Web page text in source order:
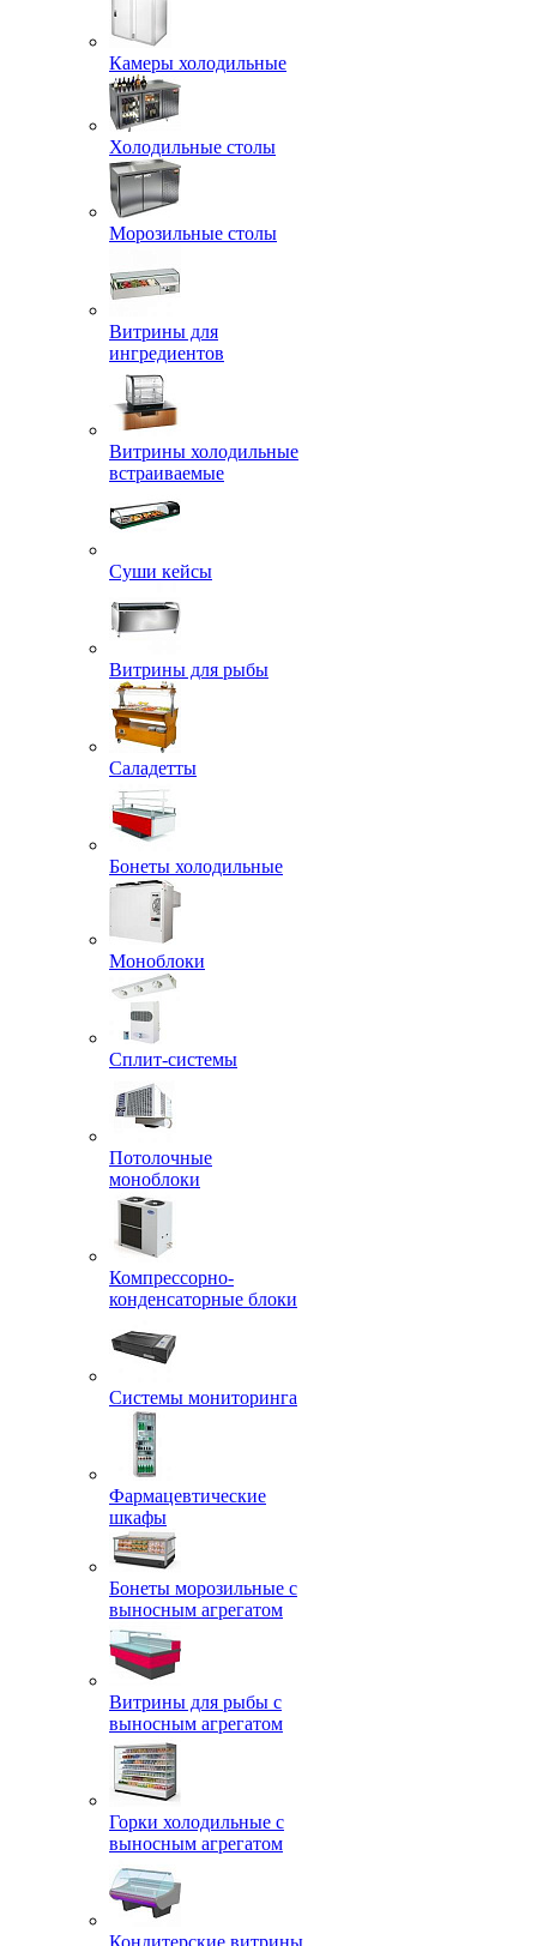
Камеры холодильные
Холодильные столы
Морозильные столы
Витрины для
ингредиентов
Витрины холодильные
встраиваемые
Суши кейсы
Витрины для рыбы
Саладетты
Бонеты холодильные
Моноблоки
Сплит-системы
Потолочные
моноблоки
Компрессорно-
конденсаторные блоки
Системы мониторинга
Фармацевтические
шкафы
Бонеты морозильные с
выносным агрегатом
Витрины для рыбы с
выносным агрегатом
Горки холодильные с
выносным агрегатом
Кондитерские витрины